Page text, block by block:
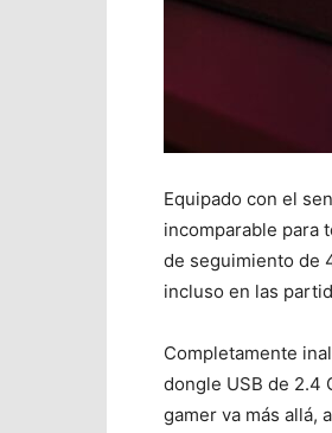
Equipado con el
incomparable para
de seguimiento de
incluso en las
Completamente
dongle USB de 2.4
gamer va más allá,